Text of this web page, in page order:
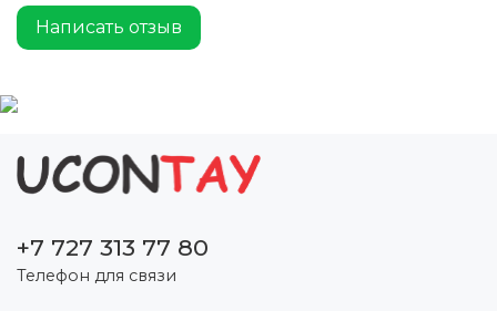
Написать отзыв
+7 727 313 77 80
Телефон для связи